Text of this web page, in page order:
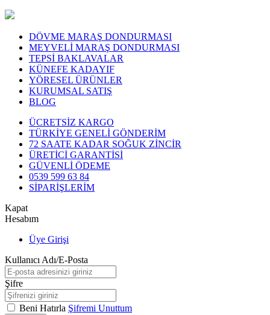
DÖVME MARAŞ DONDURMASI
MEYVELİ MARAŞ DONDURMASI
TEPSİ BAKLAVALAR
KÜNEFE KADAYIF
YÖRESEL ÜRÜNLER
KURUMSAL SATIŞ
BLOG
ÜCRETSİZ KARGO
TÜRKİYE GENELİ GÖNDERİM
72 SAATE KADAR SOĞUK ZİNCİR
ÜRETİCİ GARANTİSİ
GÜVENLİ ÖDEME
0539 599 63 84
SİPARİŞLERİM
Kapat
Hesabım
Üye Girişi
Kullanıcı Adı/E-Posta
Şifre
Beni Hatırla Şifremi Unuttum